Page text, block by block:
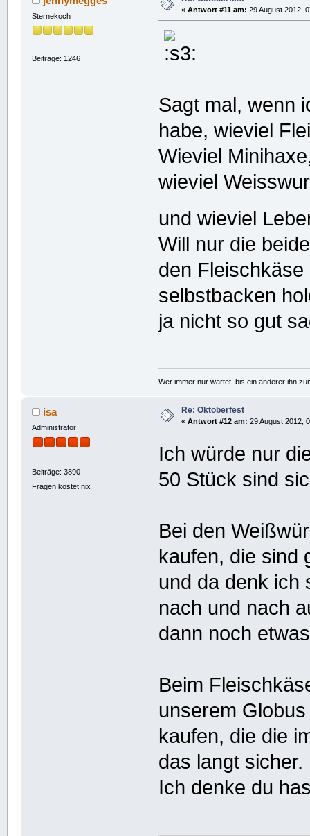
Sternekoch
Beiträge: 1246
« Antwort #11 am: 29 August 2012,
Sagt mal, wenn
habe, wieviel
Wieviel
wieviel
und wieviel
Will nur die
den
selbstbacken
ja nicht so gut
Wer immer nur wartet, bis ein anderer ihn
isa
Administrator
Beiträge: 3890
Fragen kostet nix
Re: Oktoberfest
« Antwort #12 am: 29 August 2012,
Ich würde nur
50 Stück sind
Bei den
kaufen, die sind
und da denk ich
nach und nach
dann noch
Beim
unserem
kaufen, die die
das langt sicher.
Ich denke du